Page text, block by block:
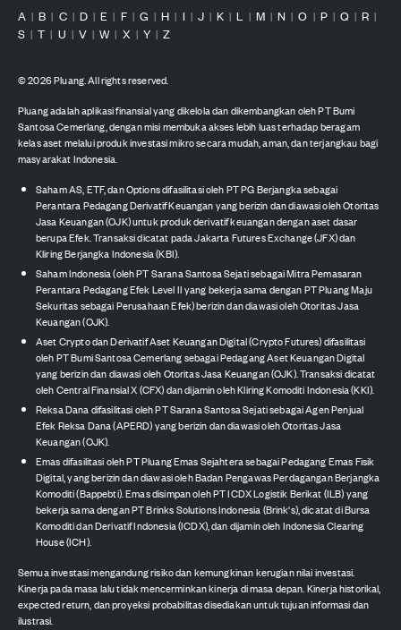
A | B | C | D | E | F | G | H | I | J | K | L | M | N | O | P | Q | R |
S | T | U | V | W | X | Y | Z
©2026Pluang. All rights reserved.
Pluang adalah aplikasi finansial yang dikelola dan dikembangkan oleh PT Bumi
Santosa Cemerlang, dengan misi membuka akses lebih luas terhadap beragam
kelas aset melalui produk investasi mikro secara mudah, aman, dan terjangkau bagi
masyarakat Indonesia.
Saham AS, ETF, dan Options difasilitasi oleh PT PG Berjangka sebagai
Perantara Pedagang Derivatif Keuangan yang berizin dan diawasi oleh Otoritas
Jasa Keuangan (OJK) untuk produk derivatif keuangan dengan aset dasar
berupa Efek. Transaksi dicatat pada Jakarta Futures Exchange (JFX) dan
Kliring Berjangka Indonesia (KBI).
Saham Indonesia (oleh PT Sarana Santosa Sejati sebagai Mitra Pemasaran
Perantara Pedagang Efek Level II yang bekerja sama dengan PT Pluang Maju
Sekuritas sebagai Perusahaan Efek) berizin dan diawasi oleh Otoritas Jasa
Keuangan (OJK).
Aset Crypto dan Derivatif Aset Keuangan Digital (Crypto Futures) difasilitasi
oleh PT Bumi Santosa Cemerlang sebagai Pedagang Aset Keuangan Digital
yang berizin dan diawasi oleh Otoritas Jasa Keuangan (OJK). Transaksi dicatat
oleh Central Finansial X (CFX) dan dijamin oleh Kliring Komoditi Indonesia (KKI).
Reksa Dana difasilitasi oleh PT Sarana Santosa Sejati sebagai Agen Penjual
Efek Reksa Dana (APERD) yang berizin dan diawasi oleh Otoritas Jasa
Keuangan (OJK).
Emas difasilitasi oleh PT Pluang Emas Sejahtera sebagai Pedagang Emas Fisik
Digital, yang berizin dan diawasi oleh Badan Pengawas Perdagangan Berjangka
Komoditi (Bappebti). Emas disimpan oleh PT ICDX Logistik Berikat (ILB) yang
bekerja sama dengan PT Brinks Solutions Indonesia (Brink's), dicatat di Bursa
Komoditi dan Derivatif Indonesia (ICDX), dan dijamin oleh Indonesia Clearing
House (ICH).
Semua investasi mengandung risiko dan kemungkinan kerugian nilai investasi.
Kinerja pada masa lalu tidak mencerminkan kinerja di masa depan. Kinerja historikal,
expected return, dan proyeksi probabilitas disediakan untuk tujuan informasi dan
ilustrasi.